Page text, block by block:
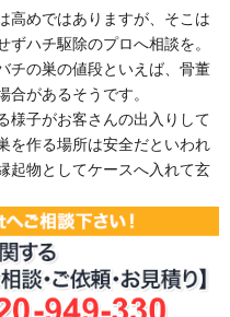
高めではありますが、そこは
ハチ駆除のプロへ相談を。
チの巣の値段といえば、骨董
があるそうです。
様子がお客さんの出入りして
を作る場所は安全だといわれ
起物としてケースへ入れて玄